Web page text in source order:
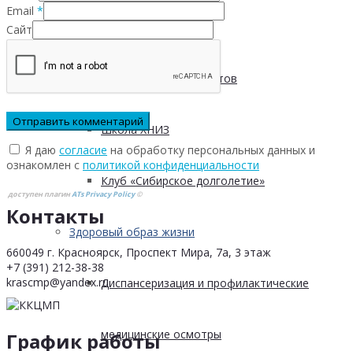
Безопасность пациентов
Школа ХНИЗ
Клуб «Сибирское долголетие»
Здоровый образ жизни
Диспансеризация и профилактические
медицинские осмотры
Email *
Сайт
Я даю согласие на обработку персональных данных и
ознакомлен с политикой конфиденциальности
доступен плагинATs Privacy Policy©
Контакты
660049 г. Красноярск, Проспект Мира, 7а, 3 этаж
+7 (391) 212-38-38
krascmp@yandex.ru
График работы